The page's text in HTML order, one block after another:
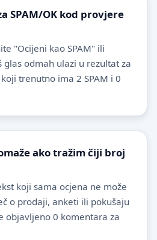
SPAM/OK kod provjere
"Ocijeni kao SPAM" ili
glas odmah ulazi u rezultat za
trenutno ima 2 SPAM i 0
ako tražim čiji broj
koji sama ocjena ne može
o prodaji, anketi ili pokušaju
objavljeno 0 komentara za